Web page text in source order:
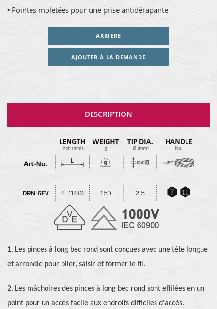
▪ Pointes moletées pour une prise antidérapante
ARRIÈRE
AJOUTER À LA DEMANDE
DESCRIPTION
1. Les pinces à long bec rond sont conçues avec une tête longue
et arrondie pour plier, saisir et former le fil.
2. Les mâchoires des pinces à long bec rond sont effilées en un
point pour un accès facile aux endroits difficiles d'accès.